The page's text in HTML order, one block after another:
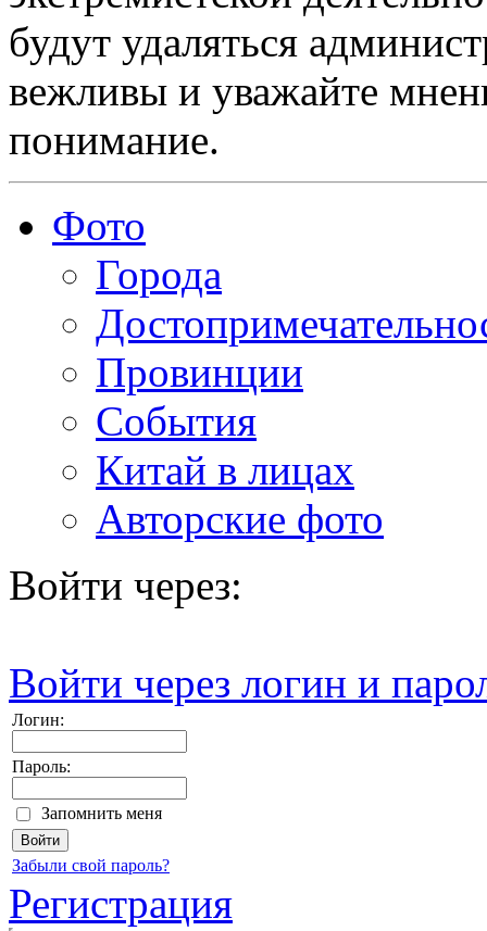
будут удаляться
вежливы и уважайте
понимание.
Фото
Города
Провинции
События
Китай в лицах
Авторские фото
Войти через:
Войти через логин и
Логин:
Пароль:
Запомнить меня
Забыли свой пароль?
Регистрация